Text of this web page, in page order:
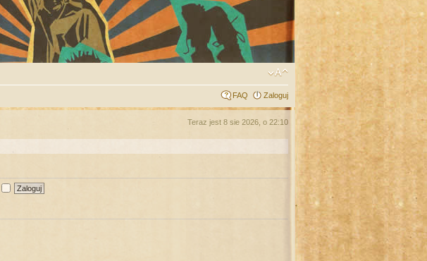
FAQ Zaloguj
Teraz jest 8 sie 2026, o 22:10